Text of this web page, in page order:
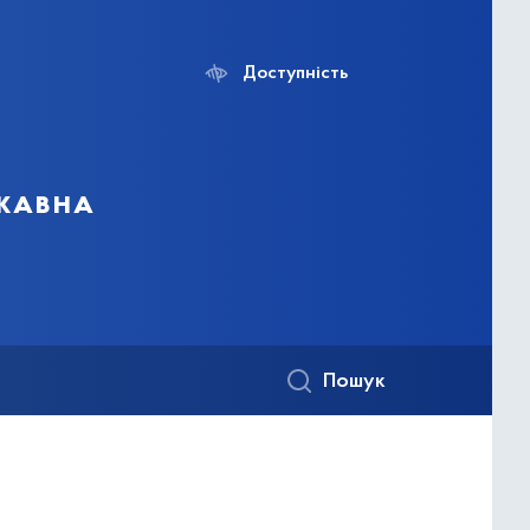
Доступність
Пошук